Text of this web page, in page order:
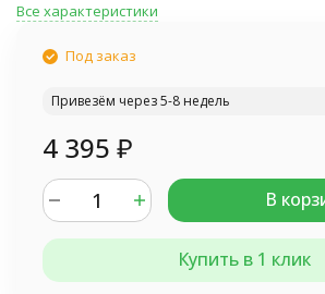
Все характеристики
Под заказ
Привезём через 5-8 недель
4 395 ₽
В
Купить в 1 клик